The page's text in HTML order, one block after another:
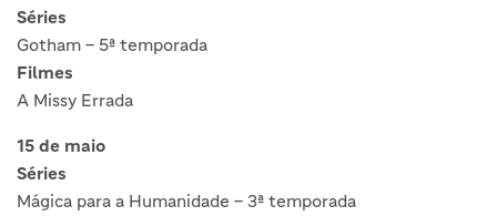
Séries
Gotham – 5ª temporada
Filmes
A Missy Errada
15 de maio
Séries
Mágica para a Humanidade – 3ª temporada